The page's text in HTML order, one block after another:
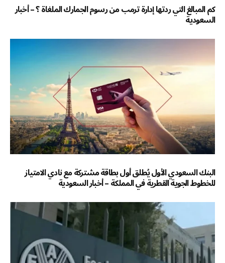
كم المبالغ التي ردتها إدارة ترمب من رسوم الجمارك الملغاة ؟ – أخبار
السعودية
البنك السعودي الأول يُطلق أول بطاقة مشتركة مع نادي الامتياز
للخطوط الجوية القطرية في المملكة – أخبار السعودية